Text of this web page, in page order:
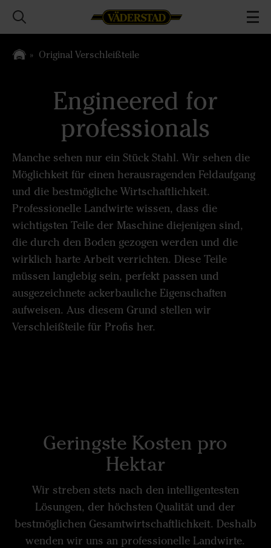
Original Verschleißteile
Engineered for
professionals
Manche sehen nur ein Stück Stahl. Wir sehen die
Möglichkeit für einen herausragenden Feldaufgang
und die bestmögliche Wirtschaftlichkeit.
Professionelle Landwirte wissen, dass die
wichtigsten Teile der Maschine diejenigen sind,
die durch den Boden gezogen werden und die
wirklich harte Arbeit verrichten. Diese Teile
müssen langlebig sein, perfekt passen und
ausgezeichnete ackerbauliche Eigenschaften
aufweisen. Aus diesem Grund stellen wir
Verschleißteile für Profis her.
Geringste Kosten pro
Hektar
Wir streben stets nach den intelligentesten
Lösungen, der höchsten Qualität und der
bestmöglichen Gesamtwirtschaftlichkeit. Deshalb
wenden wir uns an professionelle Landwirte.